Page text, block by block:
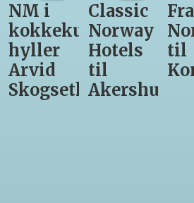
Classic
Norway
Hotels
til
Akershus
Fra
NorEngros
til
Fra
til